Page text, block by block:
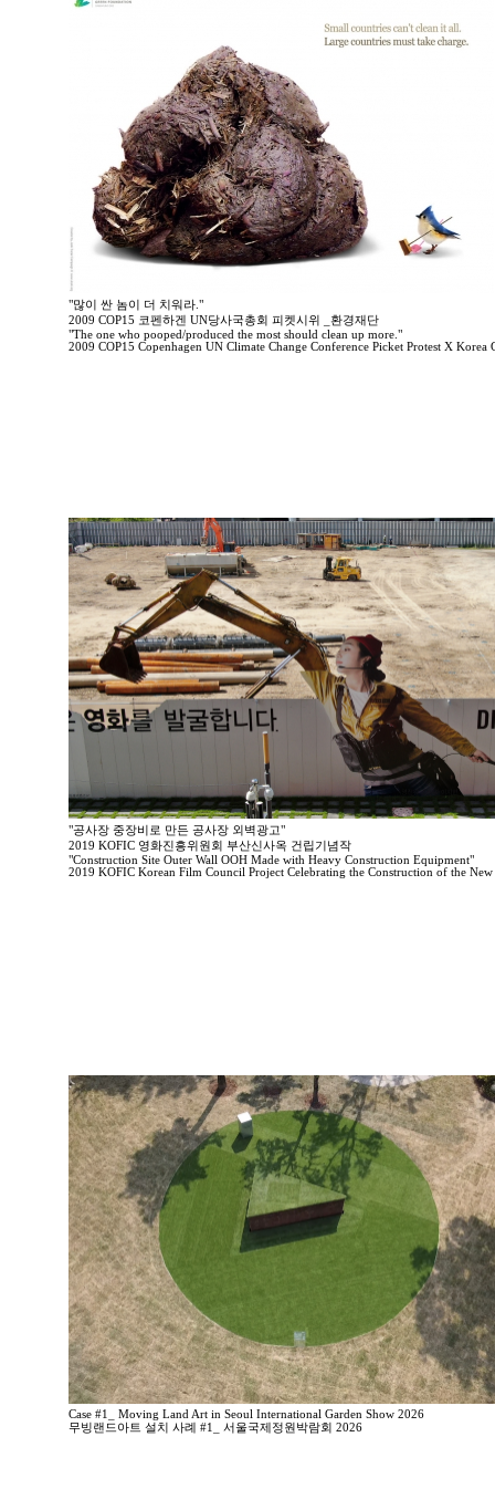
"많이 싼 놈이 더 치워라."
2009 COP15 코펜하겐 UN당사국총회 피켓시위 _환경재단
"The one who pooped/produced the most should clean up more."
2009 COP15 Copenhagen UN Climate Change Conference Picket Protest X Korea
"공사장 중장비로 만든 공사장 외벽광고"
2019 KOFIC 영화진흥위원회 부산신사옥 건립기념작
"Construction Site Outer Wall OOH Made with Heavy Construction Equipment"
2019 KOFIC Korean Film Council Project Celebrating the Construction of the New
Case #1_ Moving Land Art in Seoul International Garden Show 2026
무빙랜드아트 설치 사례 #1_ 서울국제정원박람회 2026